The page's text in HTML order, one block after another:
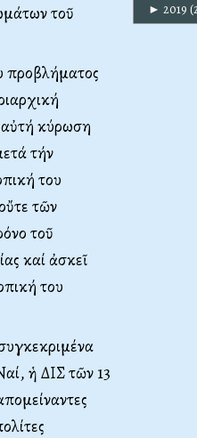
τοῦ
προβλήματος
κύρωση
τήν
του
τῶν
τοῦ
καί ἀσκεῖ
του
ἡ ΔΙΣ τῶν 13
► 2019